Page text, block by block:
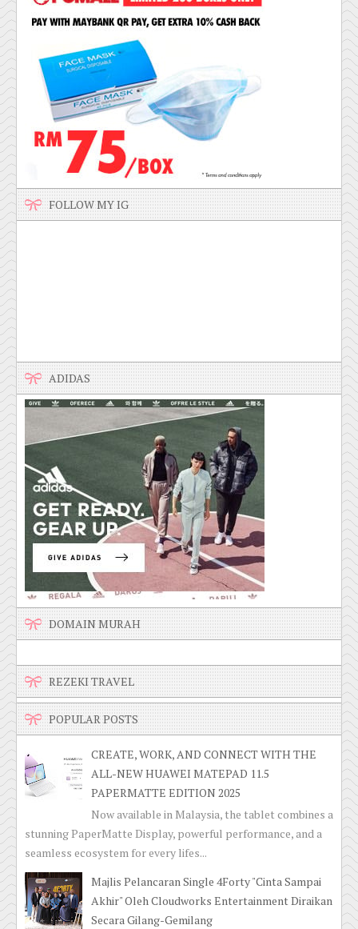
FOLLOW MY IG
ADIDAS
DOMAIN MURAH
REZEKI TRAVEL
POPULAR POSTS
CREATE, WORK, AND CONNECT WITH THE
ALL-NEW HUAWEI MATEPAD 11.5
PAPERMATTE EDITION 2025
Now available in Malaysia, the tablet combines a
stunning PaperMatte Display, powerful performance, and a
seamless ecosystem for every lifes...
Majlis Pelancaran Single 4Forty "Cinta Sampai
Akhir" Oleh Cloudworks Entertainment Diraikan
Secara Gilang-Gemilang